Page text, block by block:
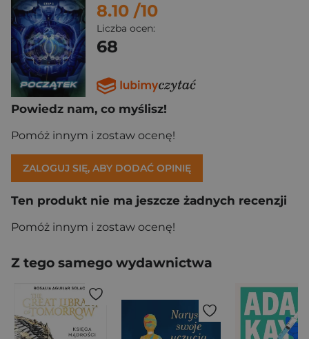
8.10 /10
Liczba ocen:
68
Powiedz nam, co myślisz!
Pomóż innym i zostaw ocenę!
ZALOGUJ SIĘ, ABY DODAĆ OPINIĘ
Ten produkt nie ma jeszcze żadnych recenzji
Pomóż innym i zostaw ocenę!
Z tego samego wydawnictwa